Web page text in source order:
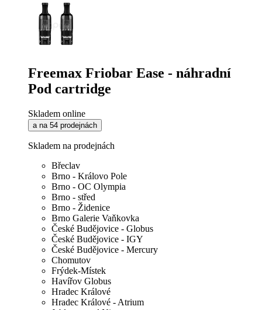
Freemax Friobar Ease - náhradní
Pod cartridge
Skladem online
a na 54 prodejnách
Skladem na prodejnách
Břeclav
Brno - Královo Pole
Brno - OC Olympia
Brno - střed
Brno - Židenice
Brno Galerie Vaňkovka
České Budějovice - Globus
České Budějovice - IGY
České Budějovice - Mercury
Chomutov
Frýdek-Místek
Havířov Globus
Hradec Králové
Hradec Králové - Atrium